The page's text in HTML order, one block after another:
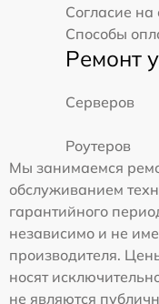
Согласие
Способы
Ремонт
Серверов
Роутеров
Мы занимаемся
обслуживанием
гарантийного
независимо и не
производителя.
носят
не являются